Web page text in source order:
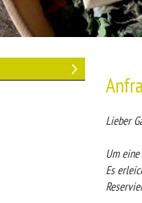
Lieber
Um
Es